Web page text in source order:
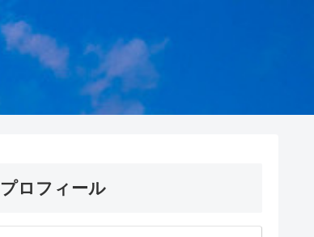
プロフィール